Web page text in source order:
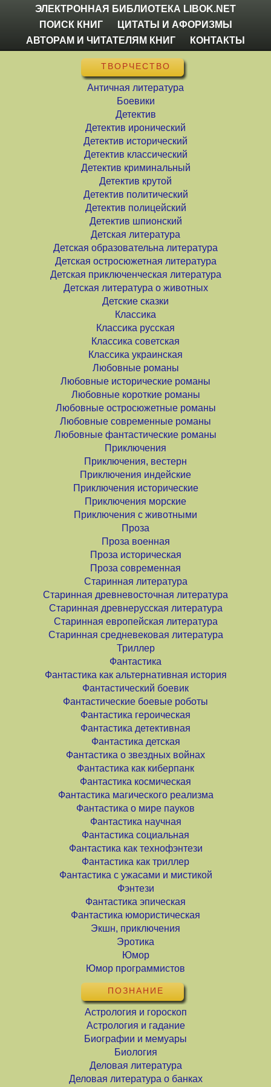
ЭЛЕКТРОННАЯ БИБЛИОТЕКА LIBOK.NET
ПОИСК КНИГ
ЦИТАТЫ И АФОРИЗМЫ
АВТОРАМ И ЧИТАТЕЛЯМ КНИГ
КОНТАКТЫ
ТВОРЧЕСТВО
Античная литература
Боевики
Детектив
Детектив иронический
Детектив исторический
Детектив классический
Детектив криминальный
Детектив крутой
Детектив политический
Детектив полицейский
Детектив шпионский
Детская литература
Детская образовательна литература
Детская остросюжетная литература
Детская приключенческая литература
Детская литература о животных
Детские сказки
Классика
Классика русская
Классика советская
Классика украинская
Любовные романы
Любовные исторические романы
Любовные короткие романы
Любовные остросюжетные романы
Любовные современные романы
Любовные фантастические романы
Приключения
Приключения, вестерн
Приключения индейские
Приключения исторические
Приключения морские
Приключения с животными
Проза
Проза военная
Проза историческая
Проза современная
Старинная литература
Старинная древневосточная литература
Старинная древнерусская литература
Старинная европейская литература
Старинная средневековая литература
Триллер
Фантастика
Фантастика как альтернативная история
Фантастический боевик
Фантастические боевые роботы
Фантастика героическая
Фантастика детективная
Фантастика детская
Фантастика о звездных войнах
Фантастика как киберпанк
Фантастика космическая
Фантастика магического реализма
Фантастика о мире пауков
Фантастика научная
Фантастика социальная
Фантастика как технофэнтези
Фантастика как триллер
Фантастика с ужасами и мистикой
Фэнтези
Фантастика эпическая
Фантастика юмористическая
Экшн, приключения
Эротика
Юмор
Юмор программистов
ПОЗНАНИЕ
Астрология и гороскоп
Астрология и гадание
Биографии и мемуары
Биология
Деловая литература
Деловая литература о банках